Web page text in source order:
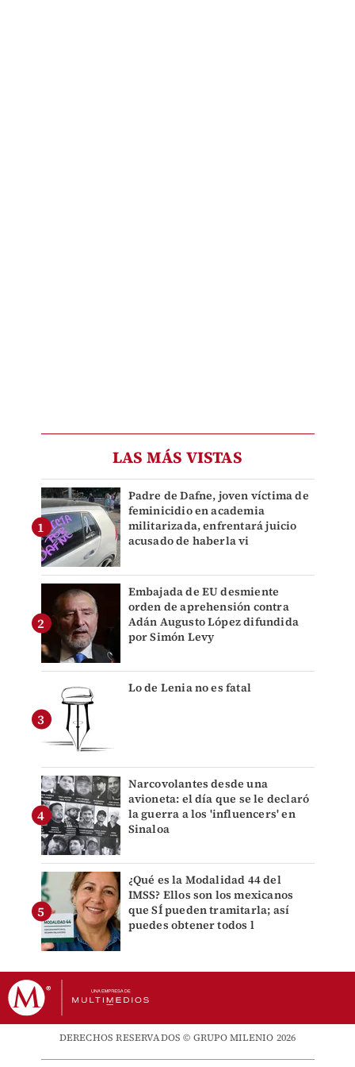
LAS MÁS VISTAS
Padre de Dafne, joven víctima de
feminicidio en academia
militarizada, enfrentará juicio
acusado de haberla vi
Embajada de EU desmiente
orden de aprehensión contra
Adán Augusto López difundida
por Simón Levy
Lo de Lenia no es fatal
Narcovolantes desde una
avioneta: el día que se le declaró
la guerra a los 'influencers' en
Sinaloa
¿Qué es la Modalidad 44 del
IMSS? Ellos son los mexicanos
que SÍ pueden tramitarla; así
puedes obtener todos l
DERECHOS RESERVADOS © GRUPO MILENIO 2026